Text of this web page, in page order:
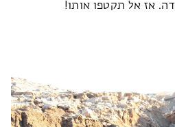
אז אל תקטפו אותו!